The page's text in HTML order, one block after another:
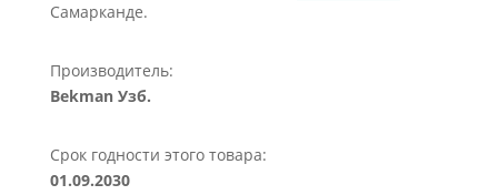
Самарканде.
Производитель:
Bekman Узб.
Срок годности этого товара:
01.09.2030